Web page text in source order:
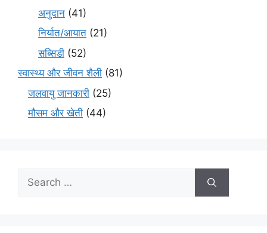
अनुदान (41)
निर्यात/आयात (21)
सब्सिडी (52)
स्वास्थ्य और जीवन शैली (81)
जलवायु जानकारी (25)
मौसम और खेती (44)